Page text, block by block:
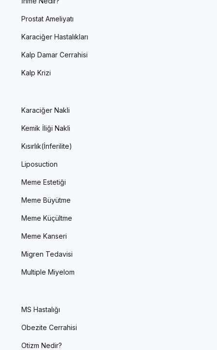
Prostat Ameliyatı
Karaciğer Hastalıkları
Kalp Damar Cerrahisi
Kalp Krizi
Karaciğer Nakli
Kemik İliği Nakli
Kısırlık(İnferilite)
Liposuction
Meme Estetiği
Meme Büyütme
Meme Küçültme
Meme Kanseri
Migren Tedavisi
Multiple Miyelom
MS Hastalığı
Obezite Cerrahisi
Otizm Nedir?